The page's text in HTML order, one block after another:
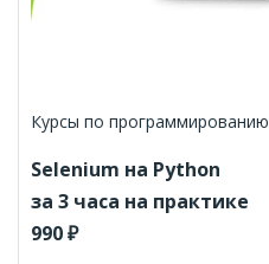
Курсы по программированию
Selenium на Python
за 3 часа на практике
990 ₽